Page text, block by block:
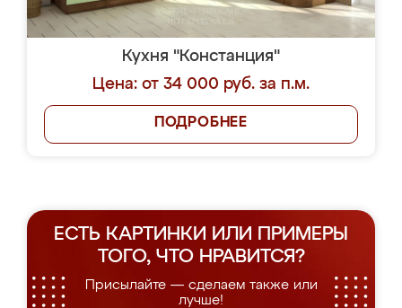
Кухня "Констанция"
Цена: от 34 000 руб. за п.м.
ПОДРОБНЕЕ
ЕСТЬ КАРТИНКИ ИЛИ ПРИМЕРЫ
ТОГО, ЧТО НРАВИТСЯ?
Присылайте — сделаем также или
лучше!